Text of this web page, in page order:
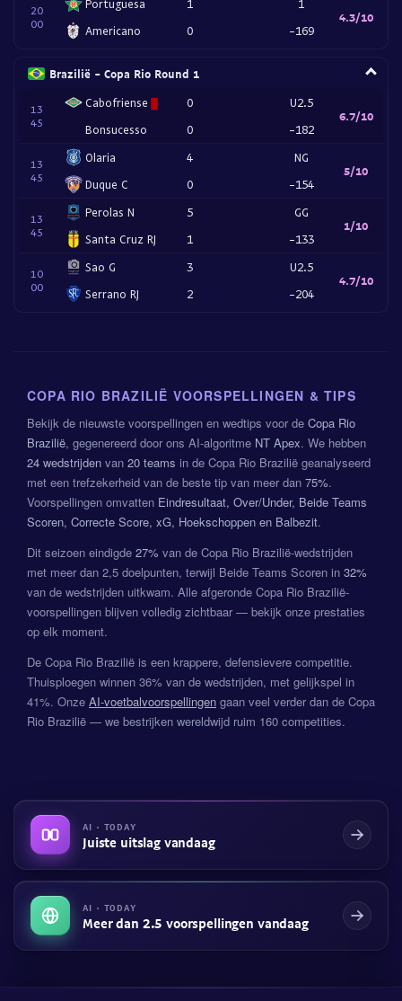
20
00
Portuguesa
Americano
1
0
1
-169
4.3/10
Brazilië - Copa Rio Round 1
13
45
Cabofriense
Bonsucesso
0
0
U2.5
-182
6.7/10
13
45
Olaria
Duque C
4
0
NG
-154
5/10
13
45
Perolas N
Santa Cruz RJ
5
1
GG
-133
1/10
10
00
Sao G
Serrano RJ
3
2
U2.5
-204
4.7/10
COPA RIO BRAZILIË VOORSPELLINGEN & TIPS
Bekijk de nieuwste voorspellingen en wedtips voor de Copa Rio
Brazilië, gegenereerd door ons AI-algoritme NT Apex. We hebben
24 wedstrijden van 20 teams in de Copa Rio Brazilië geanalyseerd
met een trefzekerheid van de beste tip van meer dan 75%.
Voorspellingen omvatten Eindresultaat, Over/Under, Beide Teams
Scoren, Correcte Score, xG, Hoekschoppen en Balbezit.
Dit seizoen eindigde 27% van de Copa Rio Brazilië-wedstrijden
met meer dan 2,5 doelpunten, terwijl Beide Teams Scoren in 32%
van de wedstrijden uitkwam. Alle afgeronde Copa Rio Brazilië-
voorspellingen blijven volledig zichtbaar — bekijk onze prestaties
op elk moment.
De Copa Rio Brazilië is een krappere, defensievere competitie.
Thuisploegen winnen 36% van de wedstrijden, met gelijkspel in
41%. Onze AI-voetbalvoorspellingen gaan veel verder dan de Copa
Rio Brazilië — we bestrijken wereldwijd ruim 160 competities.
AI · TODAY
Juiste uitslag vandaag
AI · TODAY
Meer dan 2.5 voorspellingen vandaag